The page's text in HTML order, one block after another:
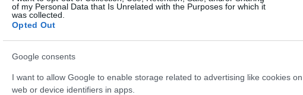
of my Personal Data that Is Unrelated with the Purposes for which it
was collected.
Opted Out
Google consents
I want to allow Google to enable storage related to advertising like cookies on
web or device identifiers in apps.